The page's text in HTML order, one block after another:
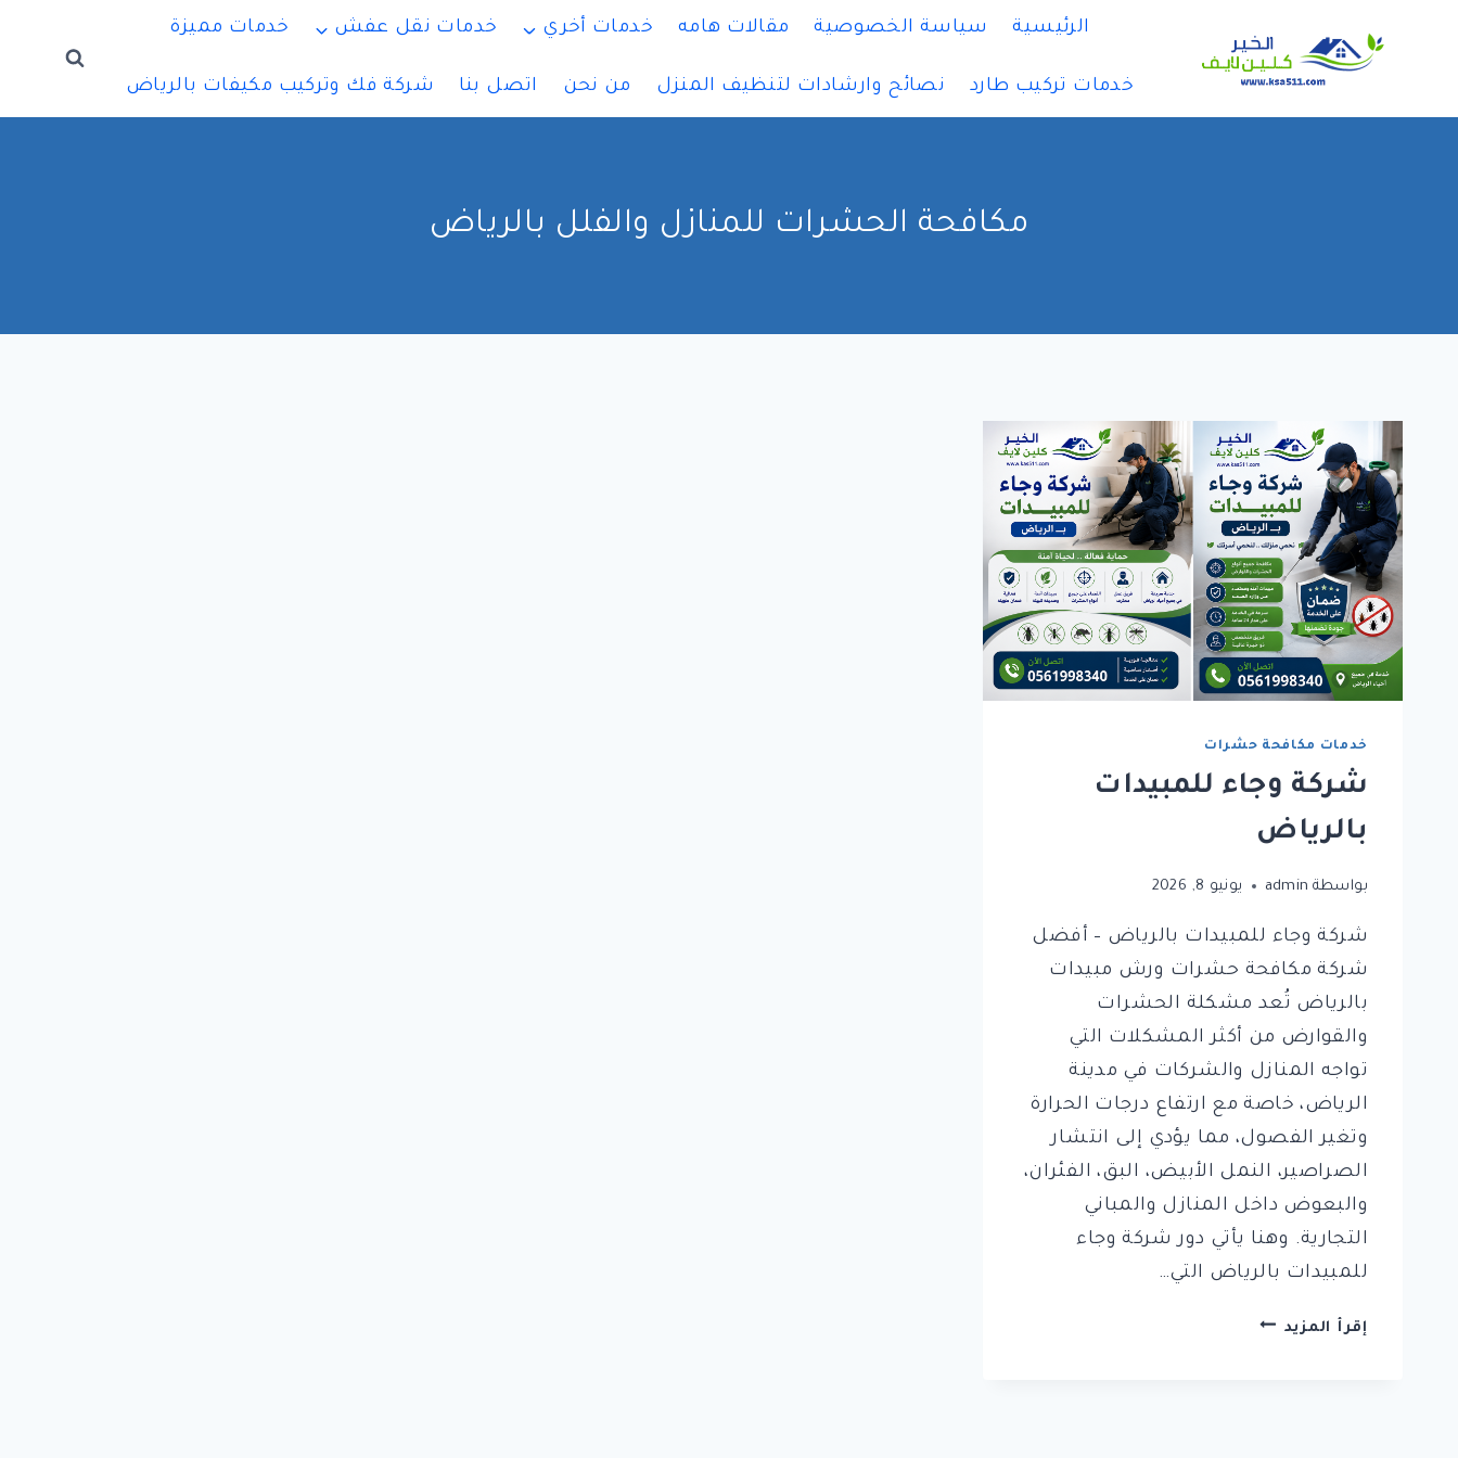
الرئيسية سياسة الخصوصية مقالات هامه خدمات أخري خدمات نقل عفش خدمات مميزة
خدمات تركيب طارد نصائح وارشادات لتنظيف المنزل من نحن اتصل بنا شركة فك وتركيب مكيفات بالرياض
مكافحة الحشرات للمنازل والفلل بالرياض
خدمات مكافحة حشرات
شركة وجاء للمبيدات
بالرياض
بواسطة admin يونيو 8, 2026
شركة وجاء للمبيدات بالرياض – أفضل
شركة مكافحة حشرات ورش مبيدات
بالرياض تُعد مشكلة الحشرات
والقوارض من أكثر المشكلات التي
تواجه المنازل والشركات في مدينة
الرياض، خاصة مع ارتفاع درجات الحرارة
وتغير الفصول، مما يؤدي إلى انتشار
الصراصير، النمل الأبيض، البق، الفئران،
والبعوض داخل المنازل والمباني
التجارية. وهنا يأتي دور شركة وجاء
للمبيدات بالرياض التي…
إقرأ المزيد شركة